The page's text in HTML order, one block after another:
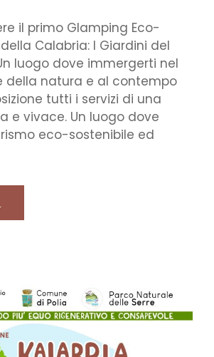
il primo Glamping Eco-
Calabria: I Giardini del
luogo dove immergerti nel
della natura e al contempo
tutti i servizi di una
e vivace. Un luogo dove
eco-sostenibile ed